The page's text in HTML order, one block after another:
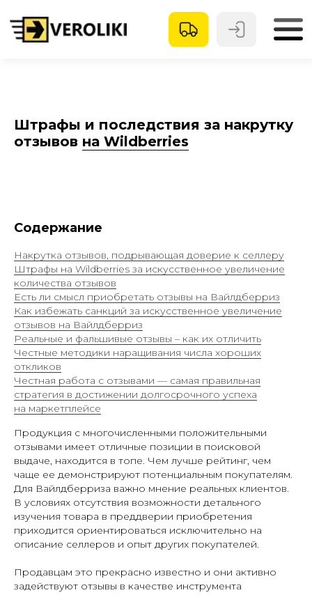
Штрафы и последствия за накрутку
отзывов на Wildberries
Содержание
Накрутка отзывов, подрывающая доверие к селлеру
Штрафы на Wildberries за искусственное увеличение
количества отзывов
Есть ли смысл приобретать отзывы на Вайлдберриз
Как избежать санкций за искусственное увеличение
отзывов на Вайлдберриз
Реальные и фальшивые отзывы – как их отличить
Честные методики наращивания числа хороших
откликов
Честная работа с отзывами — самая правильная
стратегия в достижении долгосрочного успеха
на маркетплейсе
Продукция с многочисленными положительными
отзывами имеет отличные позиции в поисковой
выдаче, находится в топе. Чем лучше рейтинг, чем
чаще ее демонстрируют потенциальным покупателям.
Для Вайлдберриза важно мнение реальных клиентов.
В условиях отсутствия возможности детального
изучения товара в преддверии приобретения
приходится ориентироваться исключительно на
описание селлеров и опыт других покупателей.
Продавцам это прекрасно известно и они активно
задействуют отзывы в качестве инструмента
ОРГАНИЗУЕМ ПОСТАВКУ